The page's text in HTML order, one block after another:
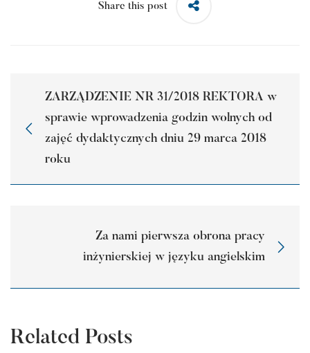
Share this post
ZARZĄDZENIE NR 31/2018 REKTORA w
sprawie wprowadzenia godzin wolnych od
zajęć dydaktycznych dniu 29 marca 2018
roku
Za nami pierwsza obrona pracy
inżynierskiej w języku angielskim
Related Posts